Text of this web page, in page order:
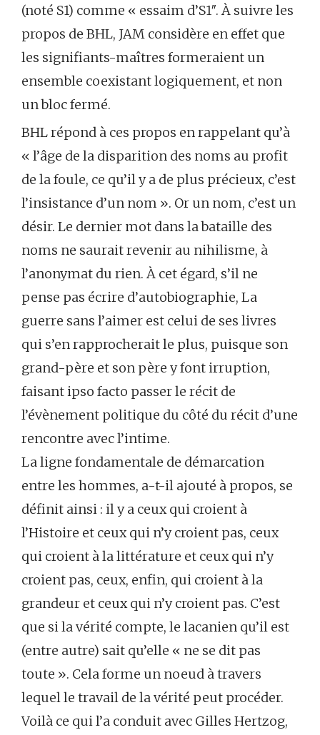
(noté S1) comme « essaim d’S1″. À suivre les
propos de BHL, JAM considère en effet que
les signifiants-maîtres formeraient un
ensemble coexistant logiquement, et non
un bloc fermé.
BHL répond à ces propos en rappelant qu’à
« l’âge de la disparition des noms au profit
de la foule, ce qu’il y a de plus précieux, c’est
l’insistance d’un nom ». Or un nom, c’est un
désir. Le dernier mot dans la bataille des
noms ne saurait revenir au nihilisme, à
l’anonymat du rien. À cet égard, s’il ne
pense pas écrire d’autobiographie, La
guerre sans l’aimer est celui de ses livres
qui s’en rapprocherait le plus, puisque son
grand-père et son père y font irruption,
faisant ipso facto passer le récit de
l’évènement politique du côté du récit d’une
rencontre avec l’intime.
La ligne fondamentale de démarcation
entre les hommes, a-t-il ajouté à propos, se
définit ainsi : il y a ceux qui croient à
l’Histoire et ceux qui n’y croient pas, ceux
qui croient à la littérature et ceux qui n’y
croient pas, ceux, enfin, qui croient à la
grandeur et ceux qui n’y croient pas. C’est
que si la vérité compte, le lacanien qu’il est
(entre autre) sait qu’elle « ne se dit pas
toute ». Cela forme un noeud à travers
lequel le travail de la vérité peut procéder.
Voilà ce qui l’a conduit avec Gilles Hertzog,